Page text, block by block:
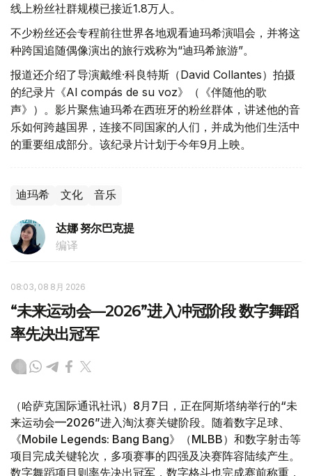
线上粉丝社群规模已接近1.8万人。
不少粉丝还会专程前往世界各地观看迪玛希演唱会，并将这
种跨国追随偶像演出的旅行戏称为“迪玛希旅游”。
报道还介绍了导演戴维·科良特斯（David Collantes）拍摄
的纪录片《Al compás de su voz》（《伴随他的歌
声》）。影片聚焦迪玛希在西班牙的粉丝群体，讲述他的音
乐如何跨越国界，连接不同国家的人们，并成为他们生活中
的重要组成部分。该纪录片计划于今年9月上映。
迪玛希 文化 音乐
达娜 努尔巴克提
编译
08:03, 08 8月 2026
“未来运动会—2026”进入冲冠阶段 数字舞蹈
率先决出冠军
（哈萨克国际通讯社讯）8月7日，正在阿斯塔纳举行的“未
来运动会—2026”进入淘汰赛关键阶段。随着数字足球、
《Mobile Legends: Bang Bang》（MLBB）和数字射击等
项目完成关键轮次，多项赛事的四强及决赛阵容陆续产生。
数字舞蹈项目则率先决出冠军，数字格斗也完成赛前称重，